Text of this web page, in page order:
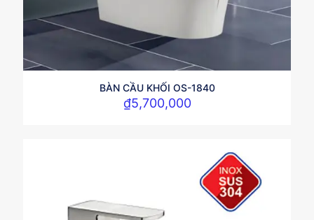
BÀN CẦU KHỐI OS-1840
₫5,700,000